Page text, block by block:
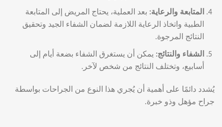
المتابعة والرعاية: بعد العملية، يحتاج المريض إلى المتابعة
الطبية واتخاذ الرعاية اللازمة لضمان الشفاء الجيد وتحقيق
النتائج المرجوة.
الشفاء والنتائج: يمكن أن يستغرق الشفاء بضعة أيام إلى
أسابيع، وتختلف النتائج من شخص لآخر.
يُشدد دائمًا على أهمية أن يُجري هذا النوع من الجراحات بواسطة
جراح مؤهل وذو خبرة.